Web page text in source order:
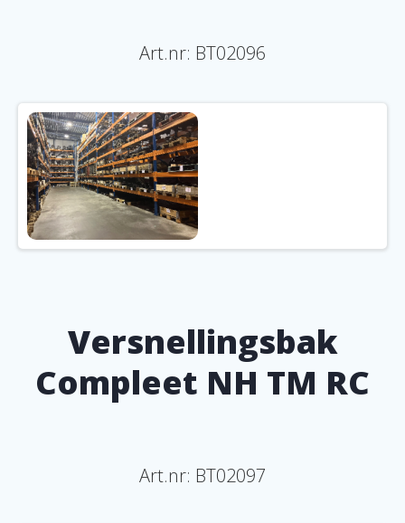
Art.nr: BT02096
Versnellingsbak
Compleet NH TM RC
Art.nr: BT02097